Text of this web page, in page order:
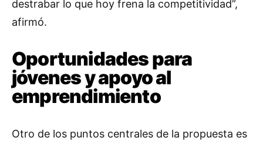
destrabar lo que hoy frena la competitividad”,
afirmó.
Oportunidades para
jóvenes y apoyo al
emprendimiento
Otro de los puntos centrales de la propuesta es